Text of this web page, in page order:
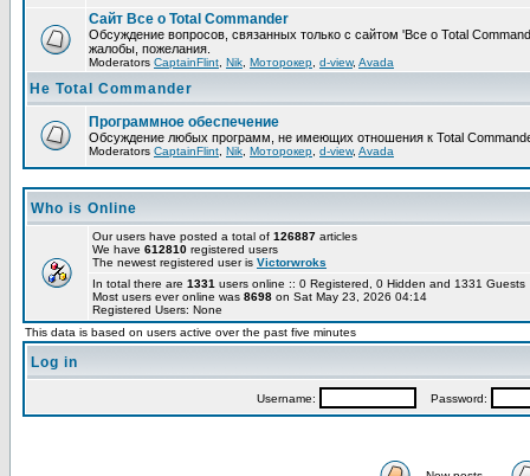
Сайт Все о Total Commander
Обсуждение вопросов, связанных только с сайтом 'Все о Total
жалобы, пожелания.
Moderators CaptainFlint Nik Моторокер d-view, Avada
Не Total Commander
Программное обеспечение
Обсуждение любых программ, не имеющих отношения к Total
Moderators CaptainFlint Nik Моторокер d-view, Avada
Who is Online
Our users have posted a total of 126887 articles
We have 612810 registered users
The newest registered user is Victorwroks
In total there are 1331 users online :: 0 Registered, 0 Hidden and 1331
Most users ever online was 8698 on Sat May 23, 2026 04:14
Registered Users: None
This data is based on users active over the past five minutes
Log in
Username: Password: